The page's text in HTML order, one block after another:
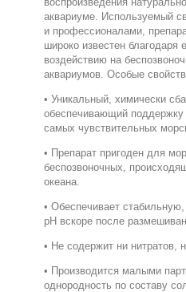
аквариуме. Используемый
и профессионалами,
широко известен благодаря
воздействию на
аквариумов. Особые
• Уникальный, химически
обеспечивающий поддержку
самых чувствительных
• Препарат пригоден для
беспозвоночных,
океана.
• Обеспечивает
рН вскоре после
• Не содержит ни нитратов,
• Производится малыми
однородность по составу